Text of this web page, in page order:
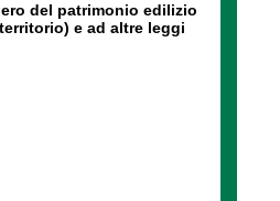
del patrimonio edilizio
e ad altre leggi